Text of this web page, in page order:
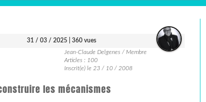
31 / 03 / 2025 | 360 vues
Jean-Claude Delgenes / Membre
Articles : 100
Inscrit(e) le 23 / 10 / 2008
les mécanismes